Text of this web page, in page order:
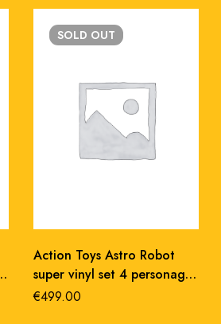
SOLD OUT
Action Toys Astro Robot
super vinyl set 4 personaggi
40 cm
€499.00